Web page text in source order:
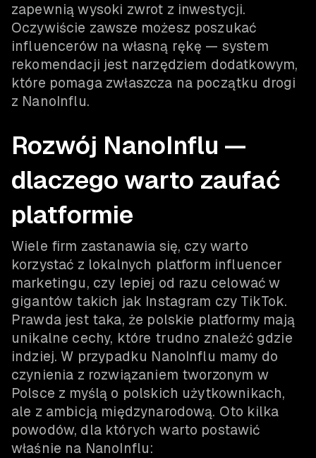
zapewnią wysoki zwrot z inwestycji.
Oczywiście zawsze możesz poszukać
influencerów na własną rękę — system
rekomendacji jest narzędziem dodatkowym,
które pomaga zwłaszcza na początku drogi
z NanoInflu.
Rozwój NanoInflu —
dlaczego warto zaufać
platformie
Wiele firm zastanawia się, czy warto
korzystać z lokalnych platform influencer
marketingu, czy lepiej od razu celować w
gigantów takich jak Instagram czy TikTok.
Prawda jest taka, że polskie platformy mają
unikalne cechy, które trudno znaleźć gdzie
indziej. W przypadku NanoInflu mamy do
czynienia z rozwiązaniem tworzonym w
Polsce z myślą o polskich użytkownikach,
ale z ambicją międzynarodową. Oto kilka
powodów, dla których warto postawić
właśnie na NanoInflu: